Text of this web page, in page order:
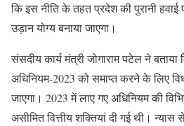
कि इस नीति के तहत प्रदेश की पुरानी हवाई
उड़ान योग्य बनाया जाएगा।
संसदीय कार्य मंत्री जोगाराम पटेल ने बताया
अधिनियम-2023 को समाप्त करने के लिए
जाएगा। 2023 में लाए गए अधिनियम की
असीमित वित्तीय शक्तियां दी गई थी।